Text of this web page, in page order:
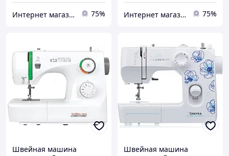
Интернет магазин "Техника" 75% Интернет магазин "Техника" 75%
Швейная машина
Швейная машина